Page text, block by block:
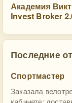
Академия
Invest Broker
Последние
Спортмастер
Заказала